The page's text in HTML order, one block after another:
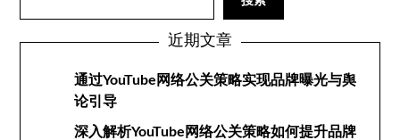
近期文章
通过YouTube网络公关策略实现品牌曝光与舆
论引导
深入解析YouTube网络公关策略如何提升品牌